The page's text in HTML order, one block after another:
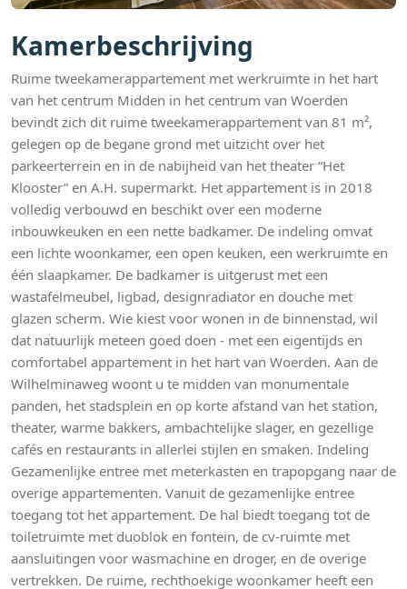
Kamerbeschrijving
Ruime tweekamerappartement met werkruimte in het hart
van het centrum Midden in het centrum van Woerden
bevindt zich dit ruime tweekamerappartement van 81 m²,
gelegen op de begane grond met uitzicht over het
parkeerterrein en in de nabijheid van het theater “Het
Klooster” en A.H. supermarkt. Het appartement is in 2018
volledig verbouwd en beschikt over een moderne
inbouwkeuken en een nette badkamer. De indeling omvat
een lichte woonkamer, een open keuken, een werkruimte en
één slaapkamer. De badkamer is uitgerust met een
wastafelmeubel, ligbad, designradiator en douche met
glazen scherm. Wie kiest voor wonen in de binnenstad, wil
dat natuurlijk meteen goed doen - met een eigentijds en
comfortabel appartement in het hart van Woerden. Aan de
Wilhelminaweg woont u te midden van monumentale
panden, het stadsplein en op korte afstand van het station,
theater, warme bakkers, ambachtelijke slager, en gezellige
cafés en restaurants in allerlei stijlen en smaken. Indeling
Gezamenlijke entree met meterkasten en trapopgang naar de
overige appartementen. Vanuit de gezamenlijke entree
toegang tot het appartement. De hal biedt toegang tot de
toiletruimte met duoblok en fontein, de cv-ruimte met
aansluitingen voor wasmachine en droger, en de overige
vertrekken. De ruime, rechthoekige woonkamer heeft een